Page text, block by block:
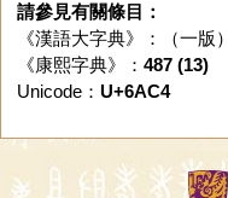
請參見有關條目：
《漢語大字典》：（一版）
《康熙字典》： 487 (13)
Unicode： U+6AC4